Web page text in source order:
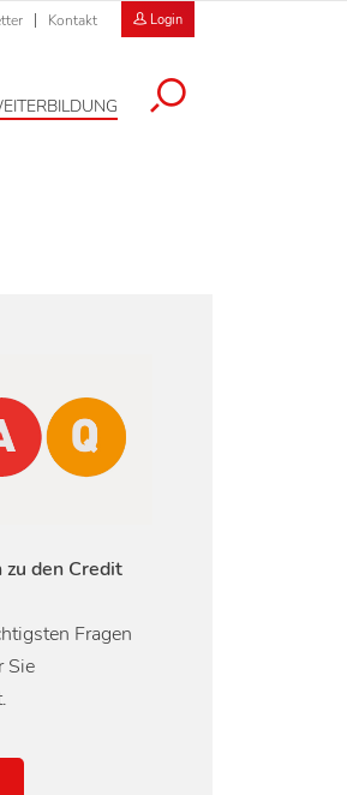
Kontakt Login
zu den Credit
Fragen
Sie